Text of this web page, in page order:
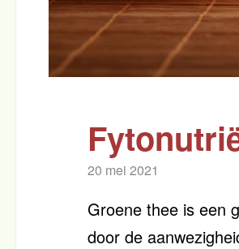
20 mei 2021
Groene thee is een
door de